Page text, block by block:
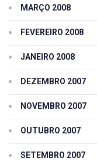
MARÇO 2008
FEVEREIRO 2008
JANEIRO 2008
DEZEMBRO 2007
NOVEMBRO 2007
OUTUBRO 2007
SETEMBRO 2007